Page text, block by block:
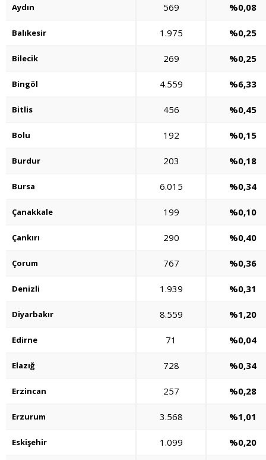
Aydın 569 %0,08
Balıkesir 1.975 %0,25
Bilecik 269 %0,25
Bingöl 4.559 %6,33
Bitlis 456 %0,45
Bolu 192 %0,15
Burdur 203 %0,18
Bursa 6.015 %0,34
Çanakkale 199 %0,10
Çankırı 290 %0,40
Çorum 767 %0,36
Denizli 1.939 %0,31
Diyarbakır 8.559 %1,20
Edirne 71 %0,04
Elazığ 728 %0,34
Erzincan 257 %0,28
Erzurum 3.568 %1,01
Eskişehir 1.099 %0,20